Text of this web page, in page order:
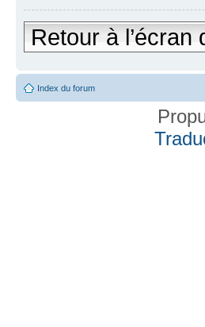
Retour à l’écran
Index du forum